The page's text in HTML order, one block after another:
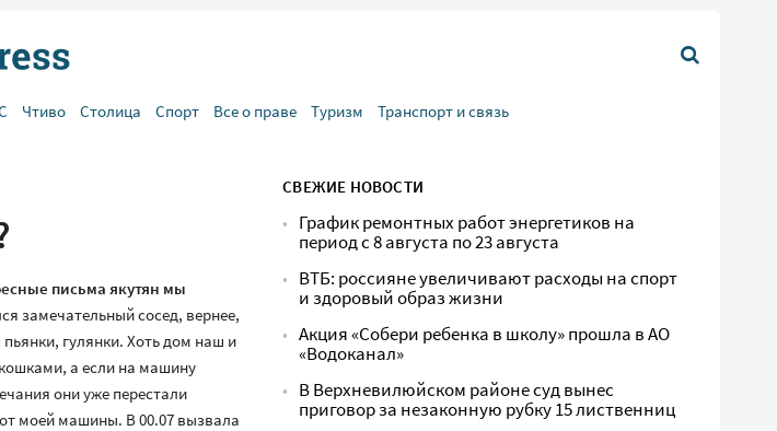
Чтиво Столица Спорт Все о праве Туризм Транспорт и связь
письма якутян мы
замечательный сосед, вернее,
гулянки. Хоть дом наш и
а если на машину
они уже перестали
моей машины. В 00.07 вызвала
СВЕЖИЕ НОВОСТИ
График ремонтных работ энергетиков на
период с 8 августа по 23 августа
ВТБ: россияне увеличивают расходы на спорт
и здоровый образ жизни
Акция «Собери ребенка в школу» прошла в АО
«Водоканал»
В Верхневилюйском районе суд вынес
приговор за незаконную рубку 15 лиственниц